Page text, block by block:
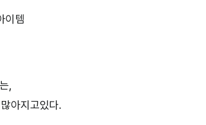
이템
,
아지고있다.